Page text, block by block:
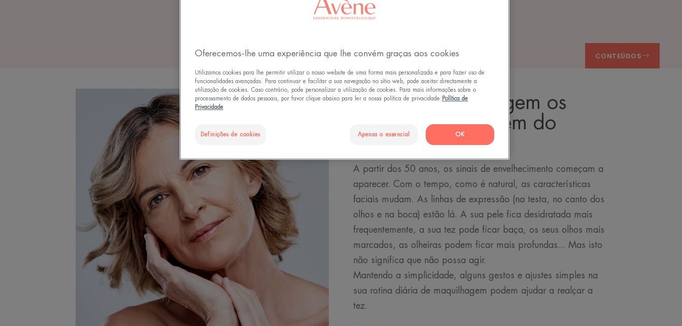
Como aplicar a maquilhagem de acordo com a sua idade?
CONTEÚDOS
Aos 50 anos, surgem os
sinais da passagem do
tempo
A partir dos 50 anos, os sinais de envelhecimento começam a
aparecer. Com o tempo, como é natural, as características
faciais mudam. As linhas de expressão (na testa, no canto dos
olhos e na boca) estão lá. A sua pele fica desidratada mais
frequentemente, a sua tez pode ficar baça, os seus olhos mais
marcados, as olheiras podem ficar mais profundas... Mas isto
não significa que não possa agir.
Mantendo a simplicidade, alguns gestos e ajustes simples na
sua rotina diária de maquilhagem podem ajudar a realçar a
tez.
Oferecemos-lhe uma experiência que lhe convém graças aos cookies
Utilizamos cookies para lhe permitir utilizar o nosso website de uma forma mais personalizada e para fazer uso de
funcionalidades avançadas. Para continuar e facilitar a sua navegação no sítio web, pode aceitar directamente a
utilização de cookies. Caso contrário, pode personalizar a utilização de cookies. Para mais informações sobre o
processamento de dados pessoais, por favor clique abaixo para ler a nossa política de privacidade: Política de
Privacidade
Definições de cookies Apenas o essencial OK